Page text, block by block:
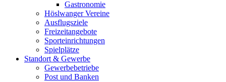
Gastronomie
Höslwanger Vereine
Ausflugsziele
Freizeitangebote
Sporteinrichtungen
Spielplätze
Standort & Gewerbe
Gewerbebetriebe
Post und Banken